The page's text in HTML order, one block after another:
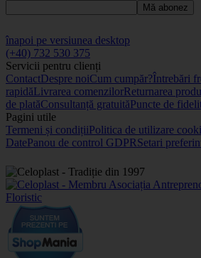
Mă abonez
înapoi pe versiunea desktop
(+40) 732 530 375
Servicii pentru clienți
ContactDespre noiCum cumpăr?Întrebări
rapidăLivrarea comenzilorReturnarea
de platăConsultanță gratuităPuncte de
Pagini utile
Termeni și condițiiPolitica de utilizare
DatePanou de control GDPRSetari